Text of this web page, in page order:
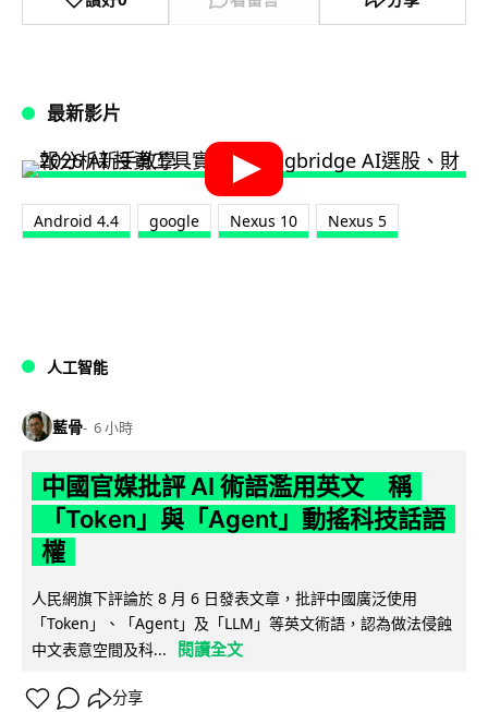
最新影片
Android 4.4 google Nexus 10 Nexus 5
人工智能
藍骨 6 小時
中國官媒批評 AI 術語濫用英文 稱
「Token」與「Agent」動搖科技話語
權
人民網旗下評論於 8 月 6 日發表文章，批評中國廣泛使用
「Token」、「Agent」及「LLM」等英文術語，認為做法侵蝕
中文表意空間及科...
閱讀全文
分享